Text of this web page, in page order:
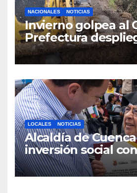
NACIONALES NOTICIAS
Invierno golpea al
Prefectura
maquinaria en
provincia para
LOCALES NOTICIAS
Alcaldía de
inversión social con
fundaciones e
locales